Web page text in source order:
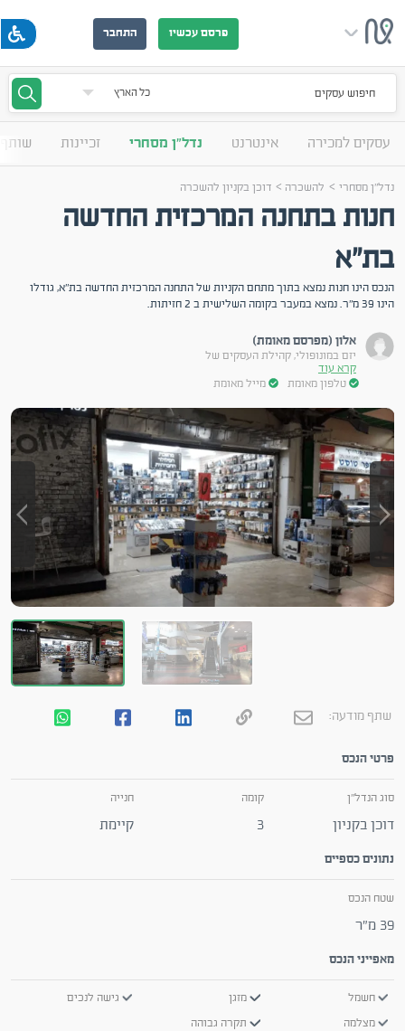
פרסם עכשיו התחבר
חיפוש עסקים
עסקים למכירה אינטרנט נדל"ן מסחרי זכיינות
נדל"ן מסחרי> להשכרה > דוכן בקניון להשכרה
חנות בתחנה המרכזית החדשה
בת"א
הנכס הינו חנות נמצא בתוך מתחם הקניות של התחנה המרכזית החדשה בת"א, גודלו
הינו 39 מ"ר. נמצא במעבר בקומה השלישית ב 2 חזיתות.
אלון (מפרסם מאומת)
יזם במונופולי, קהילת העסקים של
קרא עוד
טלפון מאומת
מייל מאומת
שתף מודעה:
פרטי הנכס
סוג הנדל"ן
דוכן בקניון
קומה
3
חנייה
קיימת
נתונים כספיים
שטח הנכס
39 מ"ר
מאפייני הנכס
חשמל מזגן
גישה לנכים
מצלמה
תקרה גבוהה